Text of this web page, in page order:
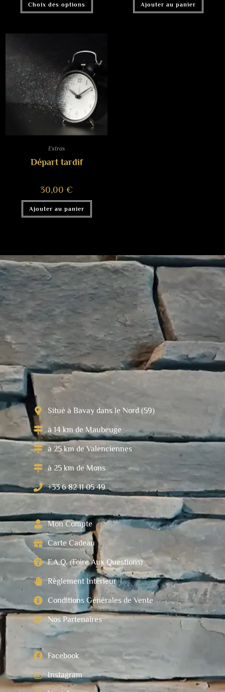
Choix des options Ajouter au panier
Extras
Départ tardif
30,00€
Ajouter au panier
Situé à Bavay dans le Nord (59)
à 14 km de Maubeuge
à 25 km de Valenciennes
à 25 km de Mons
+33 6 82 11 05 49
Mon Compte
Carte Cadeau
F.A.Q. (Foire Aux Questions)
Règlement Intérieur
Conditions Générales de Vente
Nos Partenaires
Facebook
Instagram